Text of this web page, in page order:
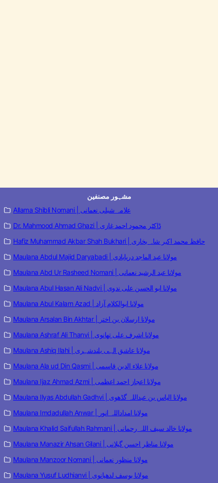
مشہور مصنفین
Allama Shibli Nomani | علامہ شبلی نعمانی
Dr. Mahmood Ahmad Ghazi | ڈاکٹر محمود احمد غازی
Hafiz Muhammad Akbar Shah Bukhari | حافظ محمد اکبر شاہ بخاری
Maulana Abdul Majid Daryabadi | مولانا عبد الماجد دریابادی
Maulana Abd Ur Rasheed Nomani | مولانا عبد الرشید نعمانی
Maulana Abul Hasan Ali Nadvi | مولانا ابو الحسن علی ندوی
Maulana Abul Kalam Azad | مولانا ابوالکلام آزاد
Maulana Arsalan Bin Akhtar | مولانا ارسلان بن اختر
Maulana Ashraf Ali Thanvi | مولانا اشرف علی تھانوی
Maulana Ashiq Ilahi | مولانا عاشق الہی بلندشہری
Maulana Ala ud Din Qasmi | مولانا علاء الدین قاسمی
Maulana Ijaz Ahmad Azmi | مولانا اعجاز احمد اعظمی
Maulana Ilyas Abdullah Gadhvi | مولانا الیاس بن عبداللہ گڈھوی
Maulana Imdadullah Anwar | مولانا امداداللہ انور
Maulana Khalid Saifullah Rahmani | مولانا خالد سیف اللہ رحمانی
Maulana Manazir Ahsan Gilani | مولانا مناظر احسن گیلانی
Maulana Manzoor Nomani | مولانا منظور نعمانی
Maulana Yusuf Ludhianvi | مولانا یوسف لدھیانوی